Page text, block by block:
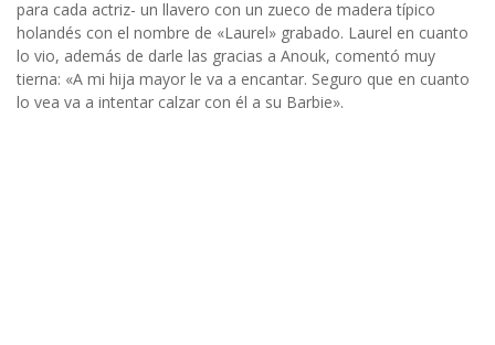
para cada actriz- un llavero con un zueco de madera típico
holandés con el nombre de «Laurel» grabado. Laurel en cuanto
lo vio, además de darle las gracias a Anouk, comentó muy
tierna: «A mi hija mayor le va a encantar. Seguro que en cuanto
lo vea va a intentar calzar con él a su Barbie».